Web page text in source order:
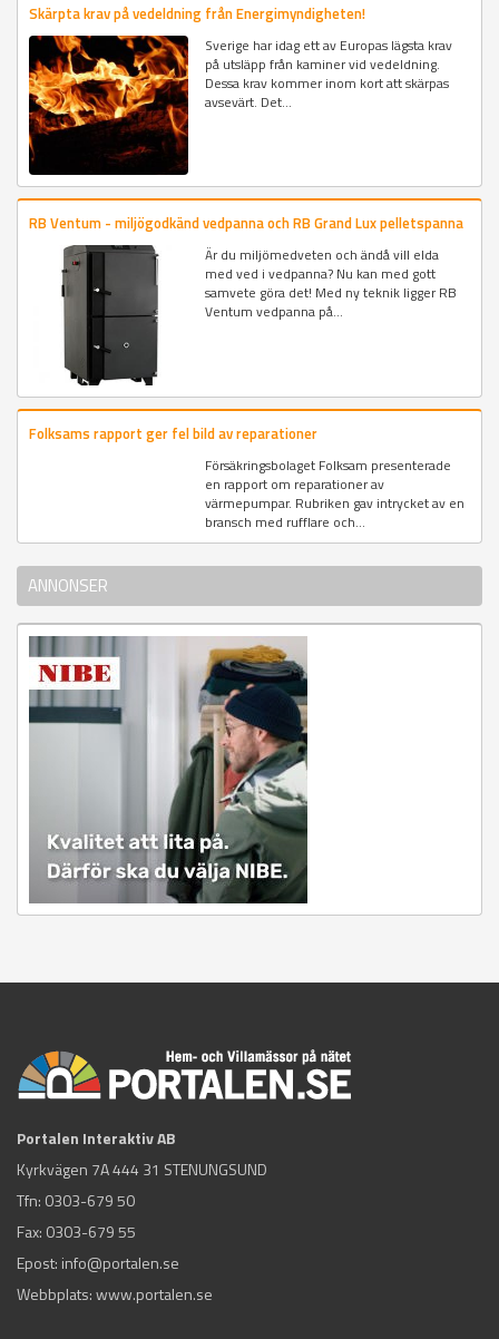
Skärpta krav på vedeldning från Energimyndigheten!
Sverige har idag ett av Europas lägsta krav
på utsläpp från kaminer vid vedeldning.
Dessa krav kommer inom kort att skärpas
avsevärt. Det...
RB Ventum - miljögodkänd vedpanna och RB Grand Lux pelletspanna
Är du miljömedveten och ändå vill elda
med ved i vedpanna? Nu kan med gott
samvete göra det! Med ny teknik ligger RB
Ventum vedpanna på...
Folksams rapport ger fel bild av reparationer
Försäkringsbolaget Folksam presenterade
en rapport om reparationer av
värmepumpar. Rubriken gav intrycket av en
bransch med rufflare och...
ANNONSER
Portalen Interaktiv AB
Kyrkvägen 7A 444 31 STENUNGSUND
Tfn: 0303-679 50
Fax: 0303-679 55
Epost: info@portalen.se
Webbplats: www.portalen.se